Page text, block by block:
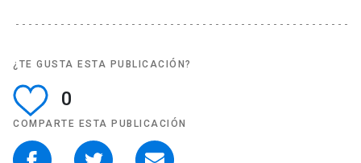
¿TE GUSTA ESTA PUBLICACIÓN?
0
COMPARTE ESTA PUBLICACIÓN